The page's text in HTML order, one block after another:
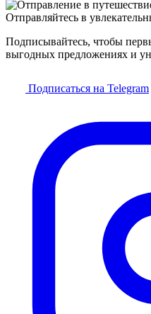
Отправляйтесь в
Подписывайтесь, чтобы
выгодных предложениях и
Подписаться на Telegram